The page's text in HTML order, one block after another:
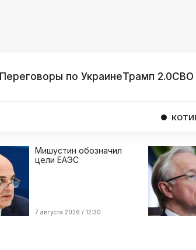
Переговоры по УкраинеТрамп 2.0СВО
КОТИРОВКИ USD
Мишустин обозначил
цели ЕАЭС
7 августа 2026 / 12:30